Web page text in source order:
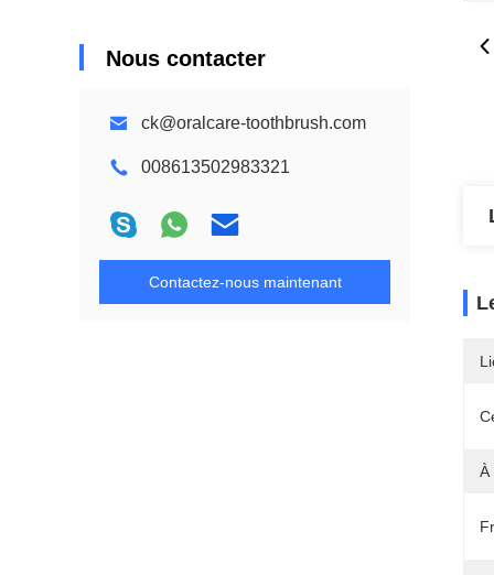
Nous contacter
ck@oralcare-toothbrush.com
008613502983321
Contactez-nous maintenant
À